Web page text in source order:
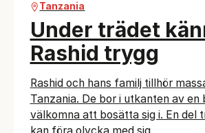
Tanzania
Under trädet
Rashid trygg
Rashid och hans familj tillhör
Tanzania. De bor i utkanten av en
välkomna att bosätta sig i. En del